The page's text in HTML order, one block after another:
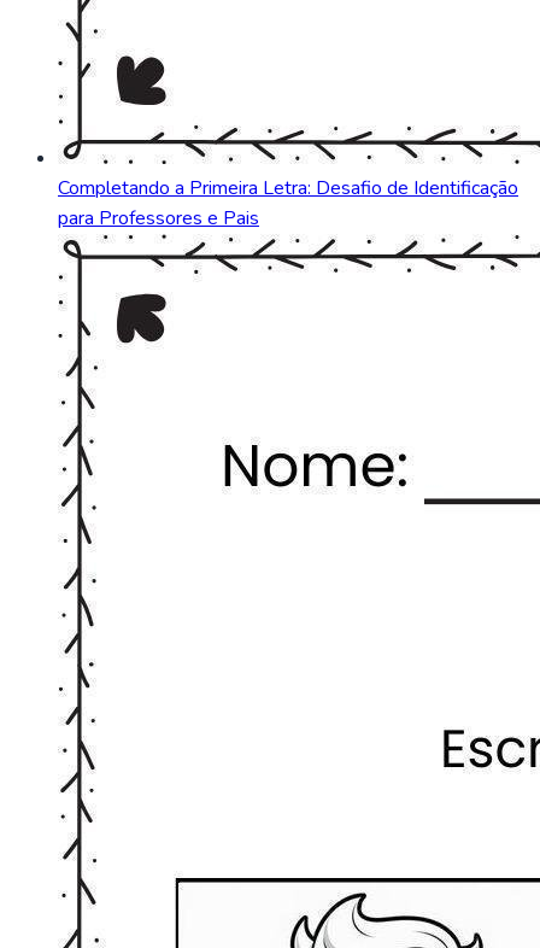
Completando a Primeira Letra: Desafio de Identificação
para Professores e Pais